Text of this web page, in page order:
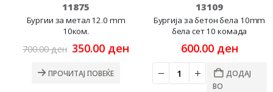
11875
Бургии за метал 12.0 mm
10ком.
700.00ден Original
was:
700.00 ден.
350.00 ден
price
350.00 ден.
ПРОЧИТАЈ ПОВЕЌЕ
13109
Бургија за бетон бела 10mm
бела сет 10 комада
600.00 ден
ДОДАЈ
ВО